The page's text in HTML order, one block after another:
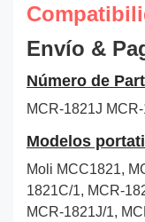
Envío &
Número de
MCR-1821J
Modelos
Moli MCC1821,
1821C/1, MCR-
MCR-1821J/1,